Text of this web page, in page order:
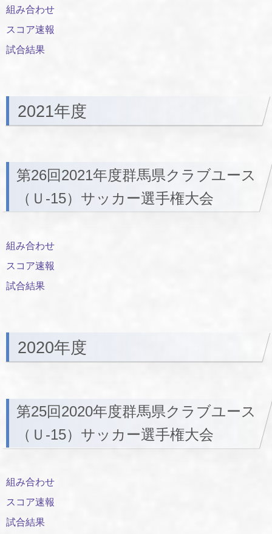
組み合わせ
スコア速報
試合結果
2021年度
第26回2021年度群馬県クラブユース
（Ｕ-15）サッカー選手権大会
組み合わせ
スコア速報
試合結果
2020年度
第25回2020年度群馬県クラブユース
（Ｕ-15）サッカー選手権大会
組み合わせ
スコア速報
試合結果